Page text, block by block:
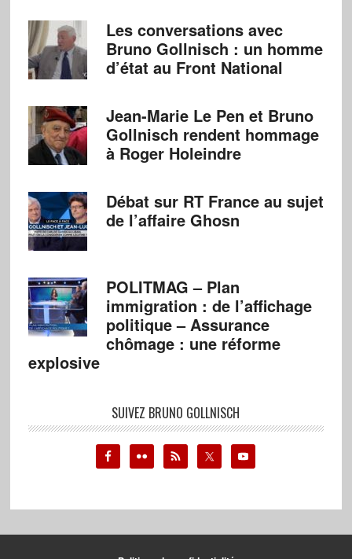
Les conversations avec
Bruno Gollnisch : un homme
d’état au Front National
Jean-Marie Le Pen et Bruno
Gollnisch rendent hommage
à Roger Holeindre
Débat sur RT France au sujet
de l’affaire Ghosn
POLITMAG – Plan
immigration : de l’affichage
politique – Assurance
chômage : une réforme
explosive
SUIVEZ BRUNO GOLLNISCH